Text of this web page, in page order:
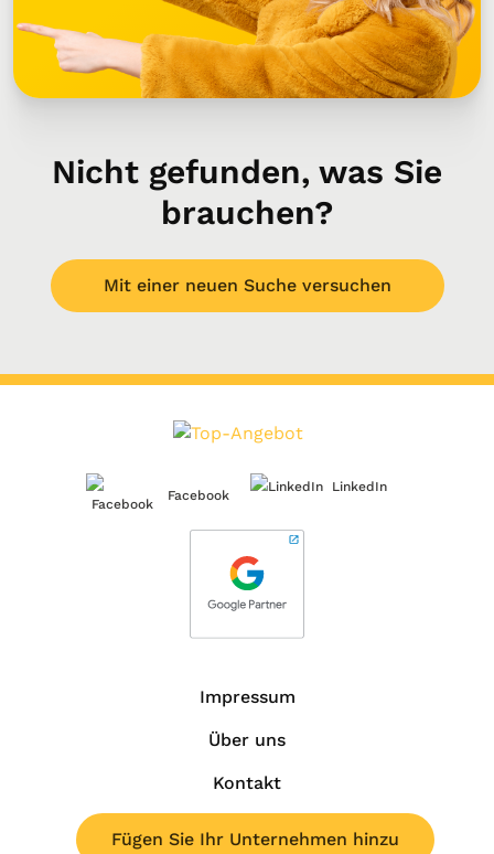
Nicht gefunden, was Sie
brauchen?
Mit einer neuen Suche versuchen
Facebook
LinkedIn
Impressum
Über uns
Kontakt
Fügen Sie Ihr Unternehmen hinzu